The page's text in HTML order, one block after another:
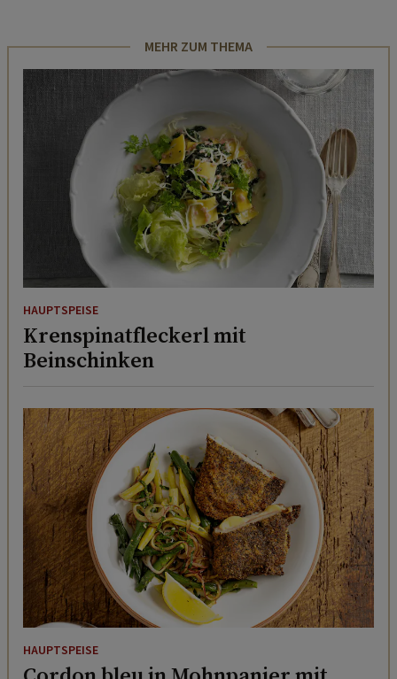
MEHR ZUM THEMA
HAUPTSPEISE
Krenspinatfleckerl mit
Beinschinken
HAUPTSPEISE